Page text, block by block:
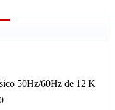
50Hz/60Hz de 12 K